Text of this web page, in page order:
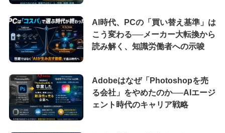
AI時代、PCの「買い替え基準」は
こう変わる──メーカー大転換から
読み解く、知識労働者への示唆
Adobeはなぜ「Photoshopを売
る会社」をやめたのか──AIエージ
ェント時代のキャリア戦略